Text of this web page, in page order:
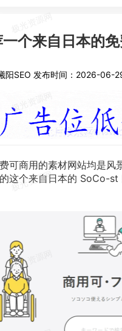
一个来自日本的
阳SEO 发布时间：2026-06-
可商用的素材网站均是风
的这个来自 日本的 SoCo-st